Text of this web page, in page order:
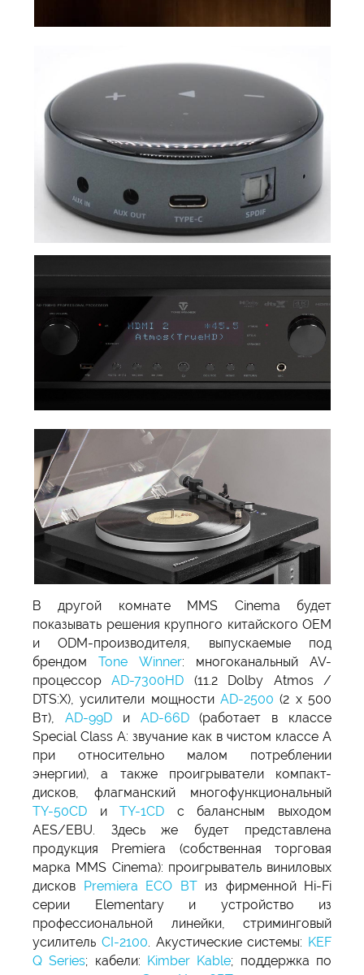
В другой комнате MMS Cinema будет
показывать решения крупного китайского OEM
и ODM-производителя, выпускаемые под
брендомTone Winner: многоканальный AV-
процессорAD-7300HD (11.2 Dolby Atmos /
DTS:X), усилители мощности AD-2500 (2 х 500
Вт), AD-99Dи AD-66D(работает в классе
Special Class A: звучание как в чистом классе А
при относительно малом потреблении
энергии), а также проигрыватели компакт-
дисков, флагманский многофункциональный
TY-50CD иTY-1CD с балансным выходом
AES/EBU. Здесь же будет представлена
продукция Premiera (собственная торговая
марка MMS Cinema): проигрыватель виниловых
дисков
Premiera ECO BTиз фирменной Hi-Fi
серии Elementary и устройство из
профессиональной линейки, стриминговый
усилитель CI-2100. Акустические системы: KEF
Q Series; кабели: Kimber Kable; поддержка по